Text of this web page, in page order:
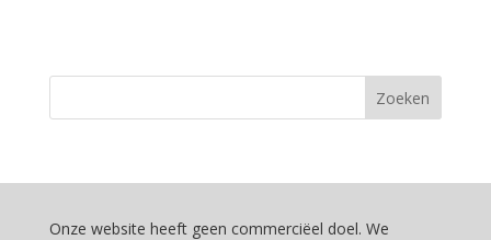
Onze website heeft geen commerciëel doel. We